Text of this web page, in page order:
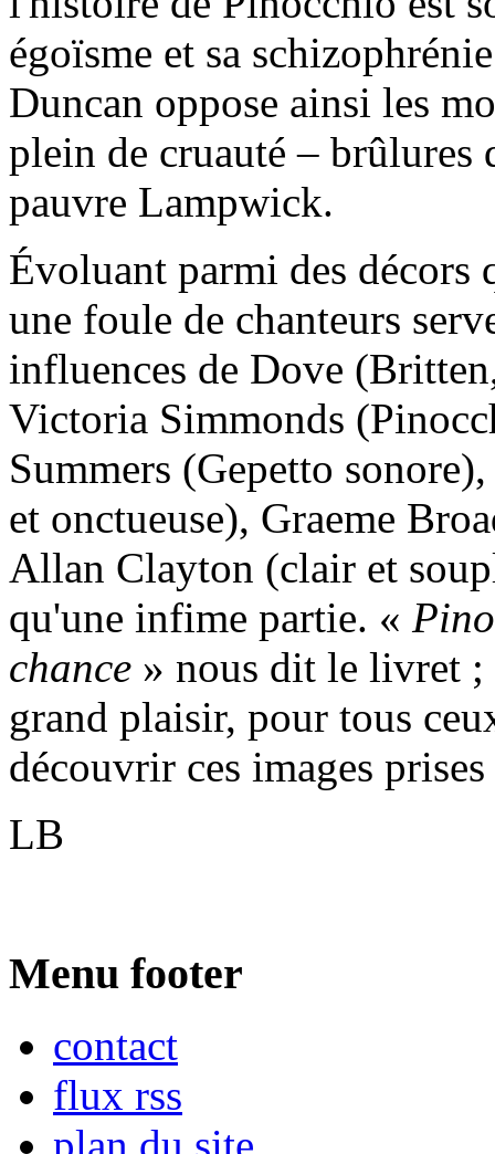
égoïsme et sa
Duncan oppose ainsi les
plein de cruauté – brûlures
pauvre Lampwick.
Évoluant parmi des décors
une foule de chanteurs
influences de Dove
Victoria Simmonds
Summers (Gepetto
et onctueuse), Graeme
Allan Clayton (clair et
qu'une infime partie. «
chance » nous dit le livret ;
grand plaisir, pour tous
découvrir ces images
LB
Menu footer
contact
flux rss
plan du site